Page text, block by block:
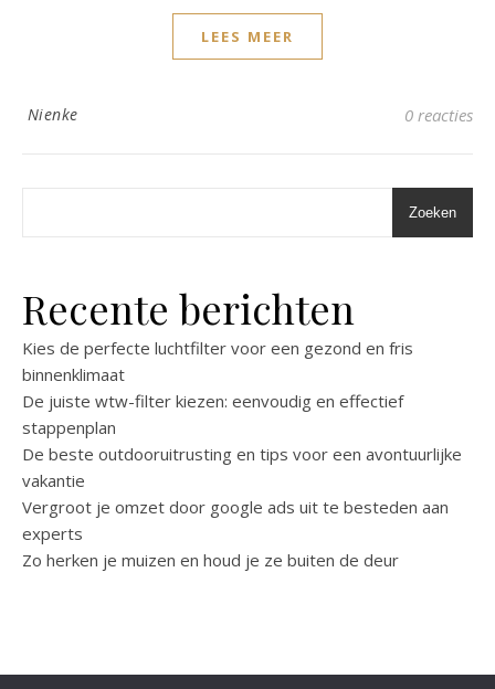
LEES MEER
Nienke 0 reacties
Zoeken
Recente berichten
Kies de perfecte luchtfilter voor een gezond en fris
binnenklimaat
De juiste wtw-filter kiezen: eenvoudig en effectief
stappenplan
De beste outdooruitrusting en tips voor een avontuurlijke
vakantie
Vergroot je omzet door google ads uit te besteden aan
experts
Zo herken je muizen en houd je ze buiten de deur